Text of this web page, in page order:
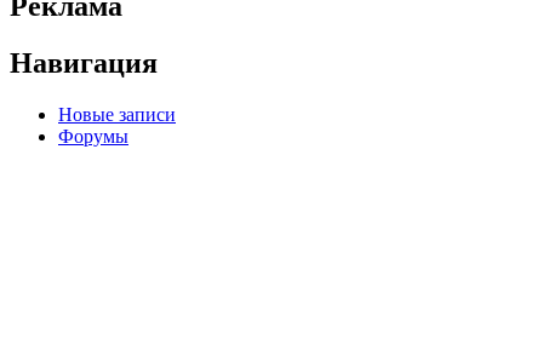
Навигация
Новые записи
Форумы